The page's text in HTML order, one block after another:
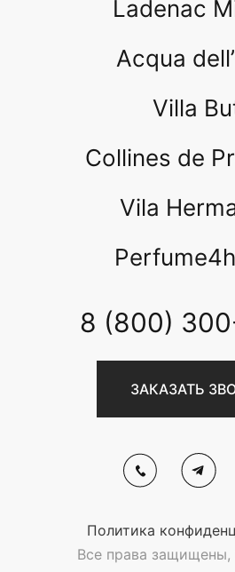
Ladenac
Acqua
Villa
Collines de
Vila
8 (800)
ЗАКАЗАТЬ
Политика
Все права